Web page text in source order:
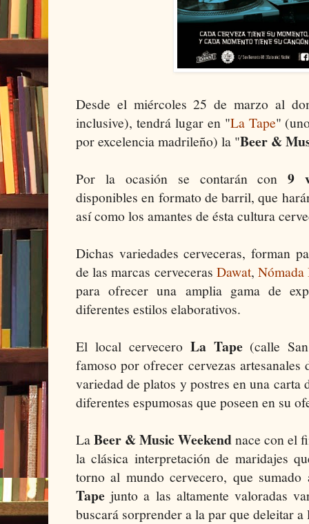
Desde el miércoles 25 de marzo al
inclusive), tendrá lugar en "La Tape"
por excelencia madrileño) la "Beer &
Por la ocasión se contarán con9
disponibles en formato de barril, que
así como los amantes de ésta cultura
Dichas variedades cerveceras, forman
de las marcas cerveceras Dawat,
para ofrecer una amplia gama de
diferentes estilos elaborativos.
El local cervecero La Tape(calle San
famoso por ofrecer cervezas
variedad de platos y postres en una carta
diferentes espumosas que poseen en su
LaBeer & Music Weekendnace con el
la clásica interpretación de maridajes
torno al mundo cervecero, que
Tape junto a las altamente valoradas
buscará sorprender a la par que deleitar a